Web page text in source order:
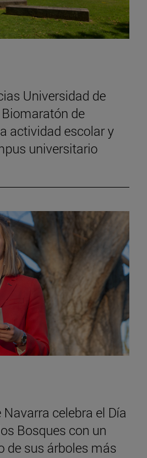
Universidad de
de
actividad escolar y
universitario
celebra el Día
Bosques con un
de sus árboles más